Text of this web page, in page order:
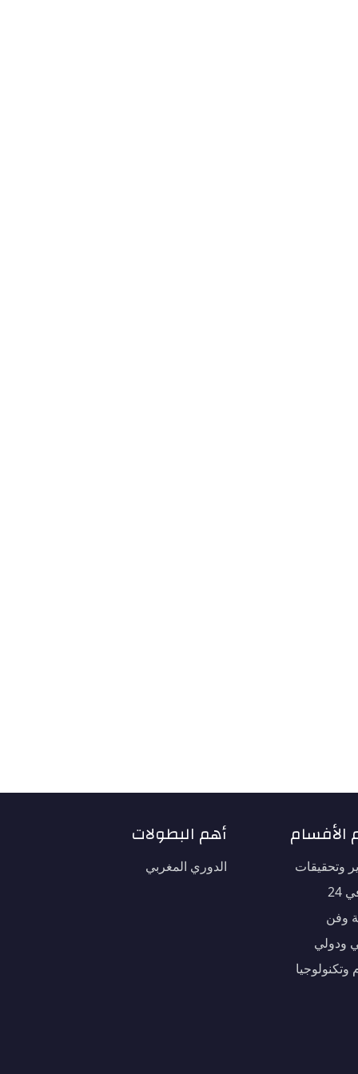
الأفسام
وتحقيقات
وفن
ودولي
وتكنولوجيا
أهم البطولات
الدوري المغربي